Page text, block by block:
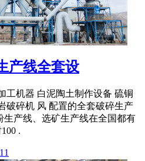
产线全套设
工机器 白泥陶土制作设备 硫铜
破碎机 风 配置的全套破碎生产
生产线、选矿生产线在全国都有
.